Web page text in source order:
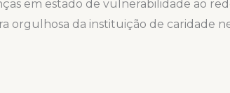
em estado de vulnerabilidade ao
orgulhosa da instituição de caridade